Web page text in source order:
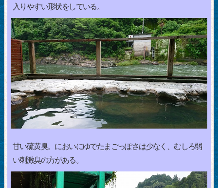
入りやすい形状をしている。
甘い硫黄臭。においにゆでたまごっぽさは少なく、むしろ弱
い刺激臭の方がある。